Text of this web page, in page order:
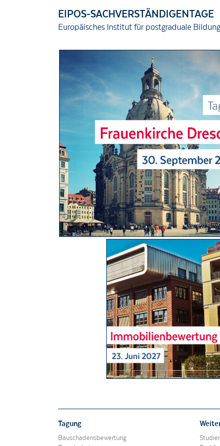
EIPOS-SACHVERSTÄNDIGENTAGE
Europäisches Institut für postgraduale
Tagung
Bauschadensbewertung
Wir verwenden Cookies, um Funktionen unserer Webseiten zur
Techniken können Daten zur Verwendung unserer Seite durch Sie an
Datenschutzerklärung